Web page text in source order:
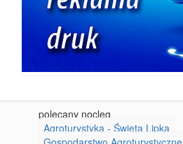
polecany nocleg
Agroturystyka - Święta Lipka